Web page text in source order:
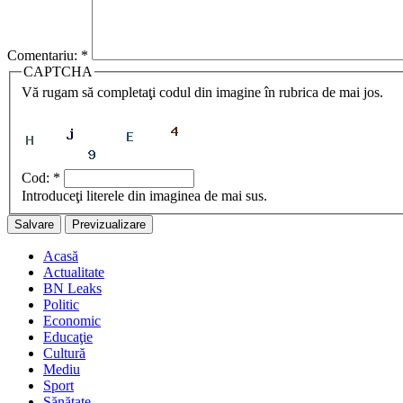
Comentariu: *
CAPTCHA
Vă rugam să completaţi codul din imagine în rubrica de mai jos.
Cod: *
Introduceţi literele din imaginea de mai sus.
Acasă
Actualitate
BN Leaks
Politic
Economic
Educaţie
Cultură
Mediu
Sport